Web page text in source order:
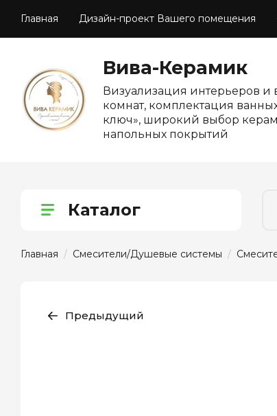
Главная Дизайн-проект Вашего помещения
Вива-Керамик
Визуализация интерьеров и
комнат, комплектация
ключ», широкий выбор
напольных покрытий
Каталог
Главная / Смесители/Душевые системы /
Предыдущий